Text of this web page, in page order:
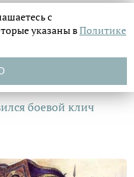
боевой клич
с
указаны вПолитике